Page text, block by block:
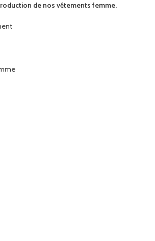
de nos vêtements femme.